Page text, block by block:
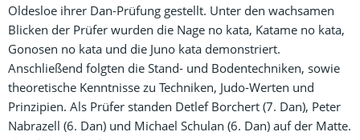
Oldesloe ihrer Dan-Prüfung gestellt. Unter den wachsamen
Blicken der Prüfer wurden die Nage no kata, Katame no kata,
Gonosen no kata und die Juno kata demonstriert.
Anschließend folgten die Stand- und Bodentechniken, sowie
theoretische Kenntnisse zu Techniken, Judo-Werten und
Prinzipien. Als Prüfer standen Detlef Borchert (7. Dan), Peter
Nabrazell (6. Dan) und Michael Schulan (6. Dan) auf der Matte.